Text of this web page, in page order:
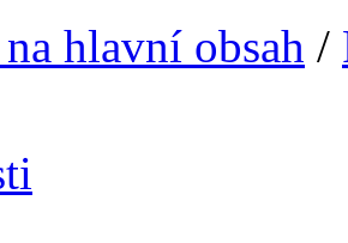
hlavní obsah /